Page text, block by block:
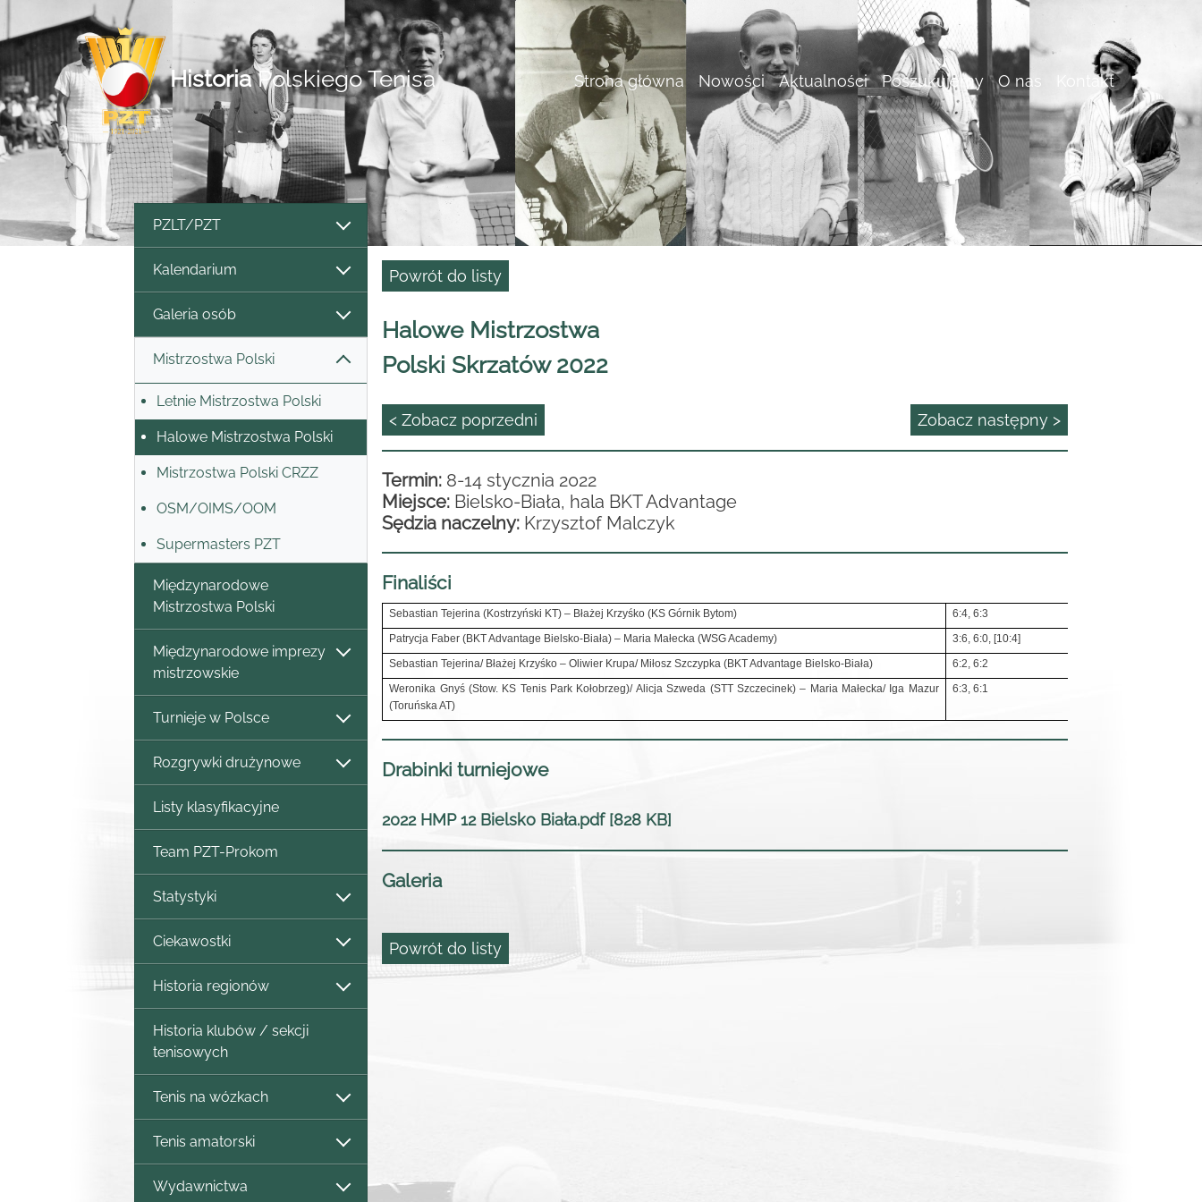
HistoriaPolskiego Tenisa Strona główna Nowości Aktualności Poszukujemy O nas Kontakt
PZLT/PZT
Kalendarium
Galeria osób
Mistrzostwa Polski
Letnie Mistrzostwa Polski
Halowe Mistrzostwa Polski
Mistrzostwa Polski CRZZ
OSM/OIMS/OOM
Supermasters PZT
Międzynarodowe
Mistrzostwa Polski
Międzynarodowe imprezy
mistrzowskie
Turnieje w Polsce
Rozgrywki drużynowe
Listy klasyfikacyjne
Team PZT-Prokom
Statystyki
Ciekawostki
Historia regionów
Historia klubów / sekcji
tenisowych
Tenis na wózkach
Tenis amatorski
Wydawnictwa
Powrót do listy
Halowe Mistrzostwa
Polski Skrzatów 2022
< Zobacz poprzedni Zobacz następny >
Termin: 8-14 stycznia 2022
Miejsce: Bielsko-Biała, hala BKT Advantage
Sędzia naczelny: Krzysztof Malczyk
Finaliści
Sebastian Tejerina (Kostrzyński KT) – Błażej Krzyśko (KS Górnik Bytom)
6:4, 6:3
Patrycja Faber (BKT Advantage Bielsko-Biała) – Maria Małecka (WSG Academy)
3:6, 6:0, [10:4]
Sebastian Tejerina/ Błażej Krzyśko – Oliwier Krupa/ Miłosz Szczypka (BKT Advantage Bielsko-Biała)
6:2, 6:2
Weronika Gnyś (Stow. KS Tenis Park Kołobrzeg)/ Alicja Szweda (STT Szczecinek) – Maria Małecka/ Iga Mazur
(Toruńska AT)
6:3, 6:1
Drabinki turniejowe
2022 HMP 12 Bielsko Biała.pdf [828 KB]
Galeria
Powrót do listy